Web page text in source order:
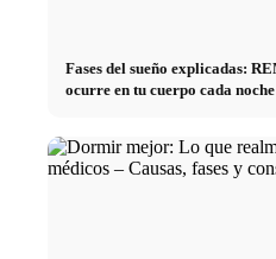
Fases del sueño explicadas:
ocurre en tu cuerpo cada noche